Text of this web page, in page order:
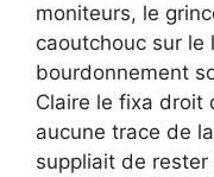
moniteurs, le
caoutchouc sur le
bourdonnement
Claire le fixa droit
aucune trace de
suppliait de